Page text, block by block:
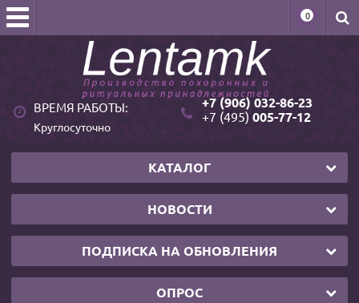
0
ВРЕМЯ РАБОТЫ:
Круглосуточно
+7 (906) 032-86-23
+7 (495) 005-77-12
КАТАЛОГ
НОВОСТИ
ПОДПИСКА НА ОБНОВЛЕНИЯ
ОПРОС